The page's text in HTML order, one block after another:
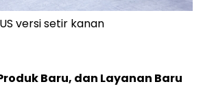
versi setir kanan
Baru, dan Layanan Baru